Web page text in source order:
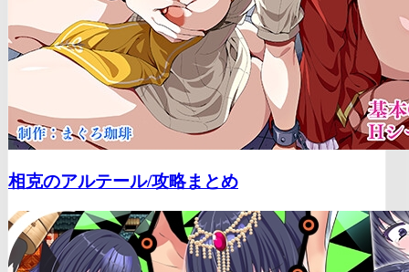
相克のアルテール/攻略まとめ